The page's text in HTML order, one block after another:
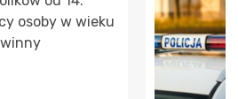
osoby w wieku